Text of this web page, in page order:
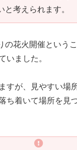
と考えられます。
の花火開催という
いました。
すが、見やすい場
ち着いて場所を見